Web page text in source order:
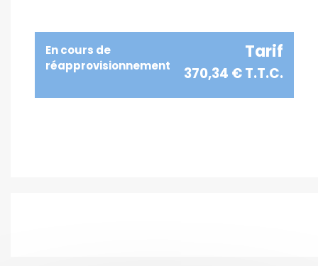
En cours de
réapprovisionnement
Tarif
370,34 € T.T.C.